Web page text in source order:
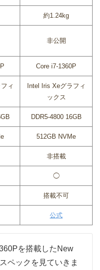
約1.24kg
非公開
Core i7-1360P
ィ
Intel Iris Xeグラフィ
ックス
DDR5-4800 16GB
512GB NVMe
非搭載
◯
搭載不可
公式
を搭載したNew
ペックを見ていきま